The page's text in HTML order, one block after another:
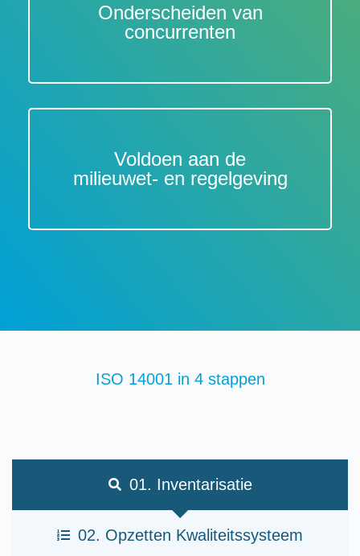
Onderscheiden van
concurrenten
Voldoen aan de
milieuwet- en regelgeving
ISO 14001 in 4 stappen
01. Inventarisatie
02. Opzetten Kwaliteitssysteem